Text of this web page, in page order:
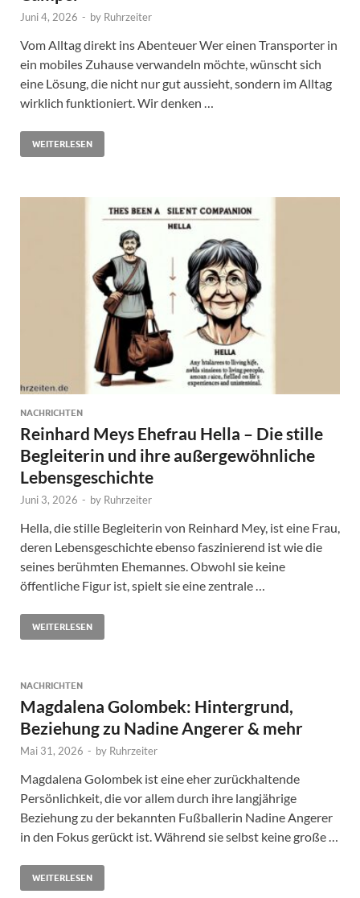
Juni 4, 2026 - by Ruhrzeiter
Vom Alltag direkt ins Abenteuer Wer einen Transporter in
ein mobiles Zuhause verwandeln möchte, wünscht sich
eine Lösung, die nicht nur gut aussieht, sondern im Alltag
wirklich funktioniert. Wir denken …
WEITERLESEN
NACHRICHTEN
Reinhard Meys Ehefrau Hella – Die stille
Begleiterin und ihre außergewöhnliche
Lebensgeschichte
Juni 3, 2026 - by Ruhrzeiter
Hella, die stille Begleiterin von Reinhard Mey, ist eine Frau,
deren Lebensgeschichte ebenso faszinierend ist wie die
seines berühmten Ehemannes. Obwohl sie keine
öffentliche Figur ist, spielt sie eine zentrale …
WEITERLESEN
NACHRICHTEN
Magdalena Golombek: Hintergrund,
Beziehung zu Nadine Angerer & mehr
Mai 31, 2026 - by Ruhrzeiter
Magdalena Golombek ist eine eher zurückhaltende
Persönlichkeit, die vor allem durch ihre langjährige
Beziehung zu der bekannten Fußballerin Nadine Angerer
in den Fokus gerückt ist. Während sie selbst keine große …
WEITERLESEN